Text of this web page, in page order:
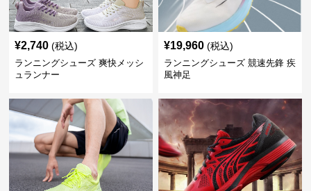
¥2,740 (税込)
ランニングシューズ 爽快メッシ
ュランナー
¥19,960 (税込)
ランニングシューズ 競速先鋒 疾
風神足